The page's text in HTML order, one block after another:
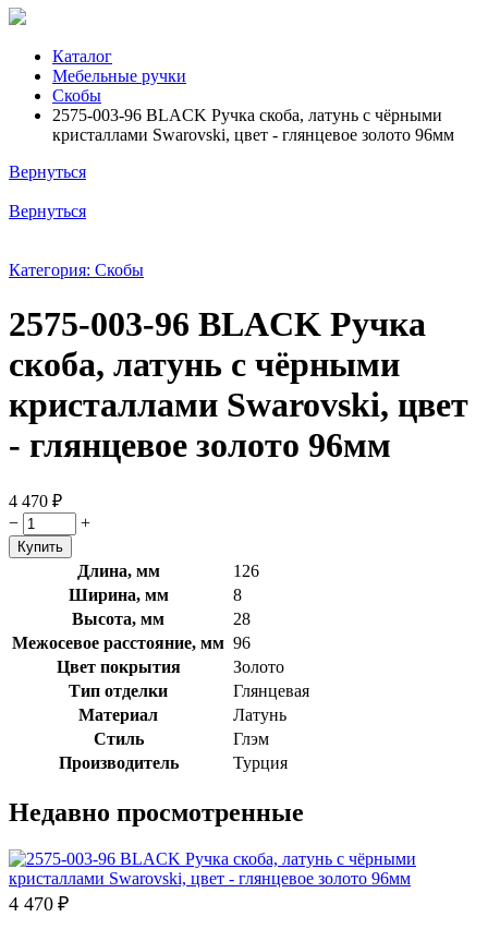
Каталог
Мебельные ручки
Скобы
2575-003-96 BLACK Ручка скоба, латунь с чёрными
кристаллами Swarovski, цвет - глянцевое золото 96мм
Вернуться
Вернуться
Категория: Скобы
2575-003-96 BLACK Ручка
скоба, латунь с чёрными
кристаллами Swarovski, цвет
- глянцевое золото 96мм
4 470 ₽
−
+
Длина, мм
126
Ширина, мм
8
Высота, мм
28
Межосевое расстояние, мм 96
Цвет покрытия
Золото
Тип отделки
Глянцевая
Материал
Латунь
Стиль
Глэм
Производитель
Турция
Недавно просмотренные
4 470 ₽